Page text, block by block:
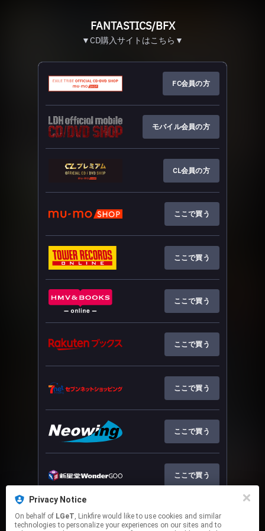
Privacy Notice
On behalf of LGeT, Linkfire would like to use cookies and similar
technologies to personalize your experiences on our sites and to
FANTASTICS/BFX
▼CD購入サイトはこちら▼
FC会員の方
モバイル会員の方
CL会員の方
ここで買う
ここで買う
ここで買う
ここで買う
ここで買う
ここで買う
ここで買う
ここで買う